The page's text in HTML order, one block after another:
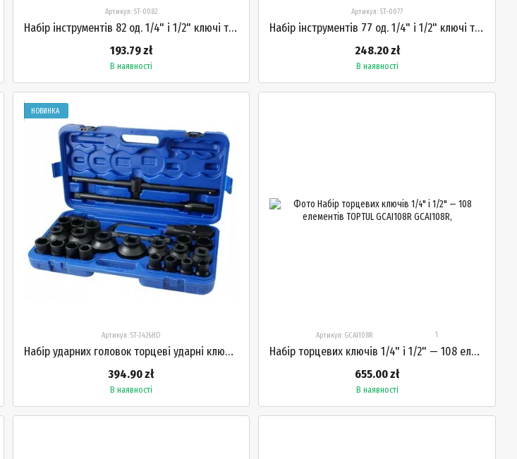
Артикул: ST-0082
Набір інструментів 82 од. 1/4" і 1/2" ключі тріскачки воротки STANDART ST-0082
193.79 zł
В наявності
Артикул: ST-0077
Набір інструментів 77 од. 1/4" і 1/2" ключі тріскачки воротки STANDART ST-0077
248.20 zł
В наявності
НОВИНКА
Артикул: ST-3426HD
Набір ударних головок торцеві ударні ключі 3/4" 1" 26 шт STANDART ST-3426HD
394.90 zł
В наявності
Артикул: GCAI108R 1
Набір торцевих ключів 1/4" і 1/2" — 108 елементів TOPTUL GCAI108R
655.00 zł
В наявності